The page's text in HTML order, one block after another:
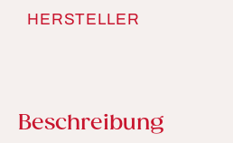
HERSTELLER
Beschreibung